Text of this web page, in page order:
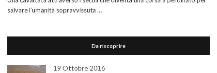
salvare l’umanità sopravvissuta …
Da riscoprire
19 Ottobre 2016